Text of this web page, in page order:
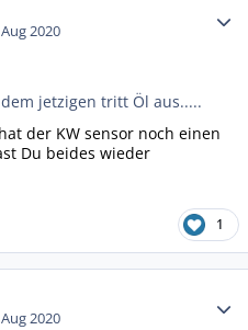
2020
jetzigen tritt Öl aus.....
der KW sensor noch einen
Du beides wieder
1
2020